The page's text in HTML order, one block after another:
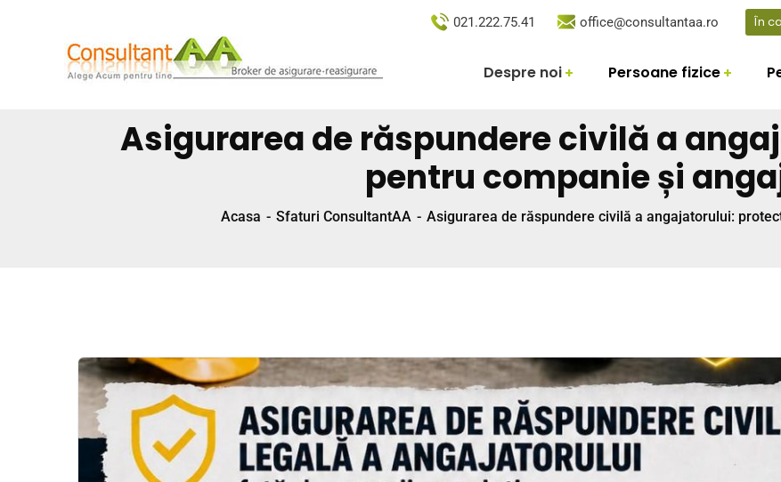
021.222.75.41 office@consultantaa.ro În
Despre noi Persoane fizice
Asigurarea de răspundere civilă a
pentru companie și
Acasa Sfaturi ConsultantAA Asigurarea de răspundere civilă a angajatorului: